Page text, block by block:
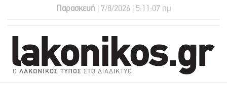
Παρασκευή | 7/8/2026 | 5:11:08 πμ